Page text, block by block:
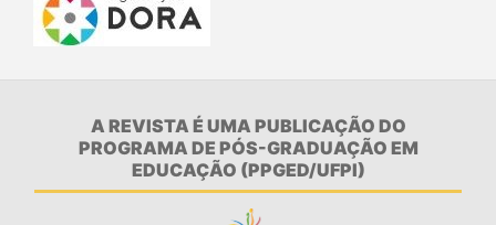
A REVISTA É UMA PUBLICAÇÃO DO
PROGRAMA DE PÓS-GRADUAÇÃO EM
EDUCAÇÃO (PPGED/UFPI)